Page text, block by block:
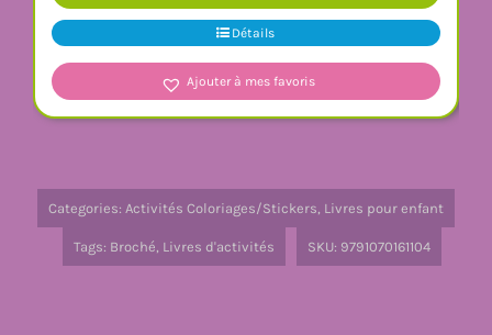
Détails
Ajouter à mes favoris
Categories: Activités Coloriages/Stickers, Livres pour enfant
Tags: Broché, Livres d'activités SKU: 9791070161104